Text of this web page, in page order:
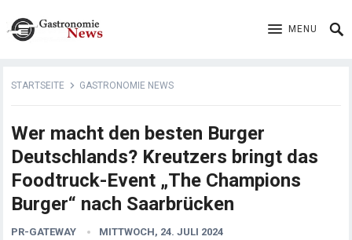
MENU
STARTSEITE GASTRONOMIE NEWS
Wer macht den besten Burger
Deutschlands? Kreutzers bringt das
Foodtruck-Event „The Champions
Burger“ nach Saarbrücken
PR-GATEWAY MITTWOCH, 24. JULI 2024